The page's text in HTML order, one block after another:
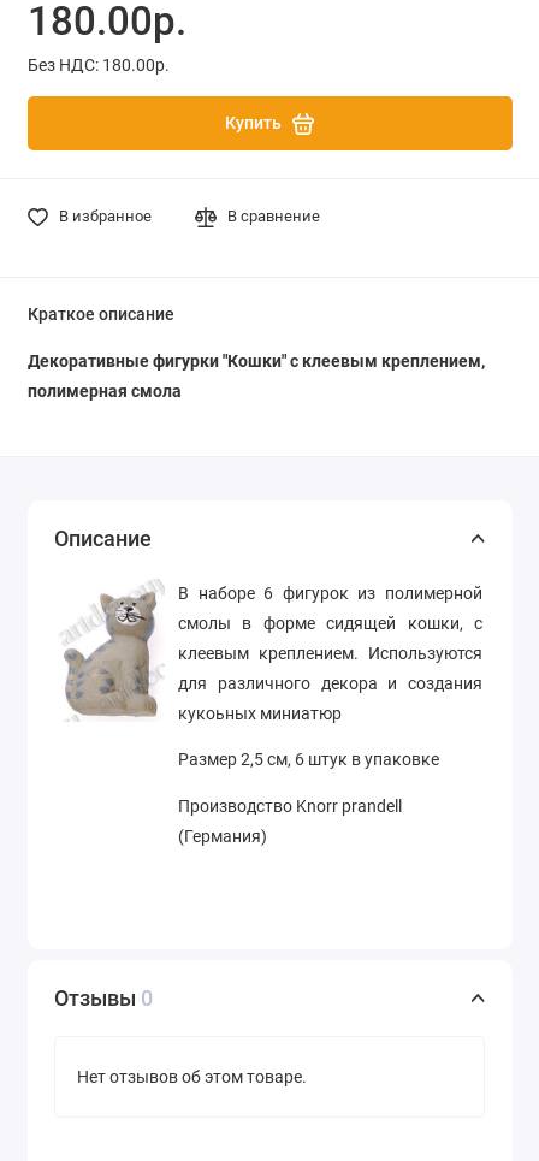
180.00р.
Без НДС: 180.00р.
Купить
В избранное В сравнение
Краткое описание
Декоративные фигурки "Кошки" с клеевым креплением,
полимерная смола
Описание
В наборе 6 фигурок из полимерной
смолы в форме сидящей кошки, с
клеевым креплением. Используются
для различного декора и создания
кукоьных миниатюр
Размер 2,5 см, 6 штук в упаковке
Производство Knorr prandell
(Германия)
Отзывы 0
Нет отзывов об этом товаре.